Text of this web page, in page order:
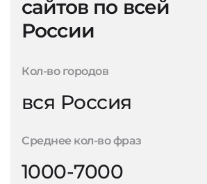
сайтов по всей
России
Кол-во городов
вся Россия
Среднее кол-во фраз
1000-7000